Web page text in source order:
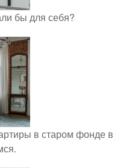
бы для себя?
в старом фонде в